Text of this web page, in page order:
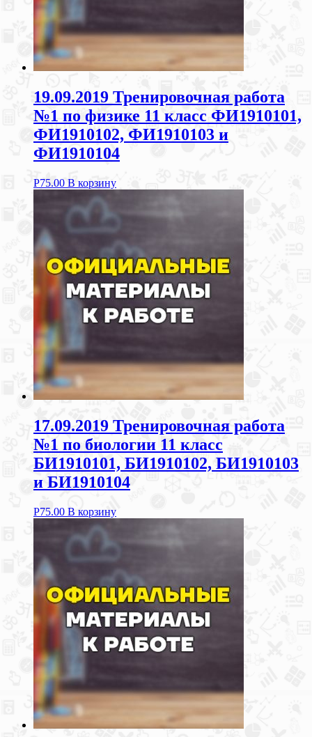
19.09.2019 Тренировочная работа
№1 по физике 11 класс ФИ1910101,
ФИ1910102, ФИ1910103 и
ФИ1910104
Р75.00 В корзину
17.09.2019 Тренировочная работа
№1 по биологии 11 класс
БИ1910101, БИ1910102, БИ1910103
и БИ1910104
Р75.00 В корзину